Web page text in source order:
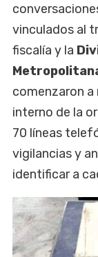
vinculados al
fiscalía y la
comenzaron
interno de la
70 líneas
vigilancias y
identificar a